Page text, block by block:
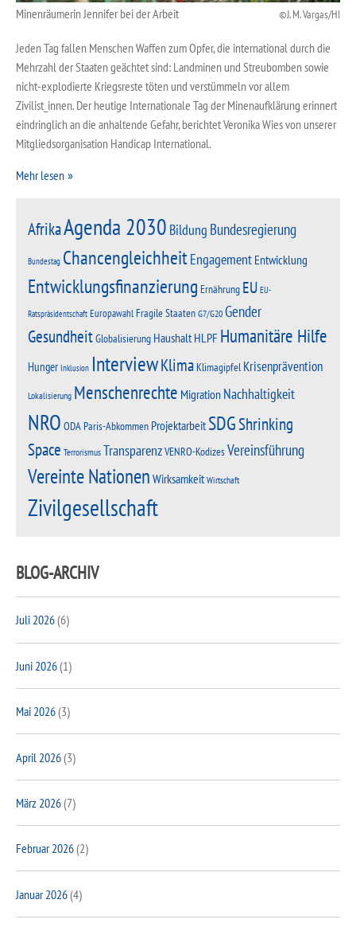
Minenräumerin Jennifer bei der Arbeit J. M. Vargas/HI
Jeden Tag fallen Menschen Waffen zum Opfer, die international durch die
Mehrzahl der Staaten geächtet sind: Landminen und Streubomben sowie
nicht-explodierte Kriegsreste töten und verstümmeln vor allem
Zivilist_innen. Der heutige Internationale Tag der Minenaufklärung erinnert
eindringlich an die anhaltende Gefahr, berichtet Veronika Wies von unserer
Mitgliedsorganisation Handicap International.
Mehr lesen
AfrikaAgenda 2030 Bildung Bundesregierung
Bundestag ChancengleichheitEngagement Entwicklung
Entwicklungsfinanzierung Ernährung EU EU-
Ratspräsidentschaft EuropawahlFragile StaatenG7/G20Gender
GesundheitGlobalisierung HaushaltHLPF Humanitäre Hilfe
Hunger Inklusion InterviewKlimaKlimagipfel Krisenprävention
Lokalisierung Menschenrechte Migration Nachhaltigkeit
NRO ODAParis-Abkommen ProjektarbeitSDGShrinking
Space TerrorismusTransparenzVENRO-KodizesVereinsführung
Vereinte Nationen Wirksamkeit Wirtschaft
Zivilgesellschaft
BLOG-ARCHIV
Juli 2026(6)
Juni 2026(1)
Mai 2026(3)
April 2026(3)
März 2026(7)
Februar 2026(2)
Januar 2026(4)